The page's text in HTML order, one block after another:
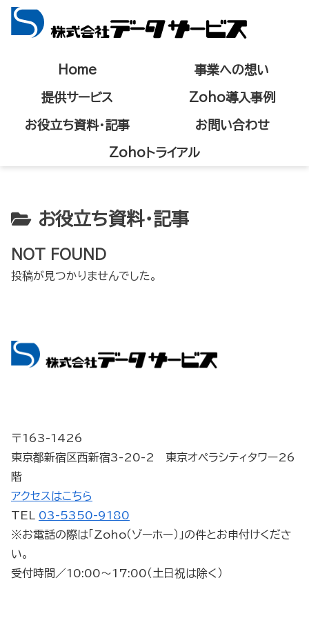
Home 事業への想い
提供サービス Zoho導入事例
お役立ち資料・記事 お問い合わせ
Zohoトライアル
お役立ち資料・記事
NOT FOUND
投稿が見つかりませんでした。
〒163-1426
東京都新宿区西新宿3-20-2 東京オペラシティタワー26
階
アクセスはこちら
TEL 03-5350-9180
※お電話の際は「Zoho（ゾーホー）」の件とお申付けくださ
い。
受付時間／10:00～17:00（土日祝は除く）